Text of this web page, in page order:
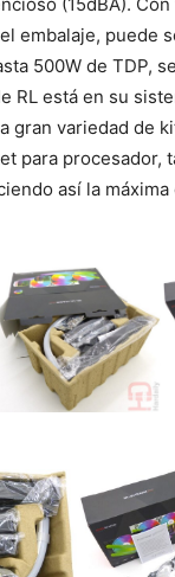
embalaje, puede
500W de TDP,
RL está en su
gran variedad de
para procesador,
así la